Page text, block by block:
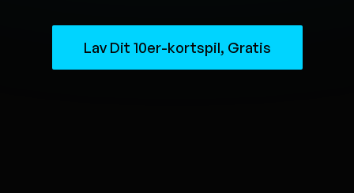
Lav Dit 10er-kortspil, Gratis